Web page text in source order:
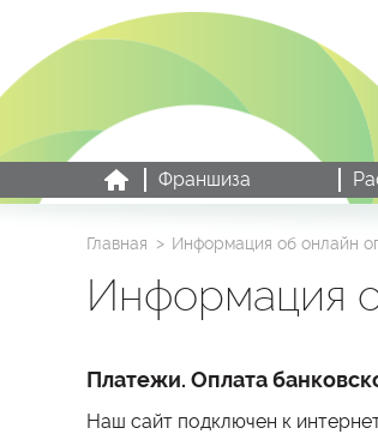
Франшиза
Главная Информация об онлайн
Информация
Платежи. Оплата
Наш сайт подключен к